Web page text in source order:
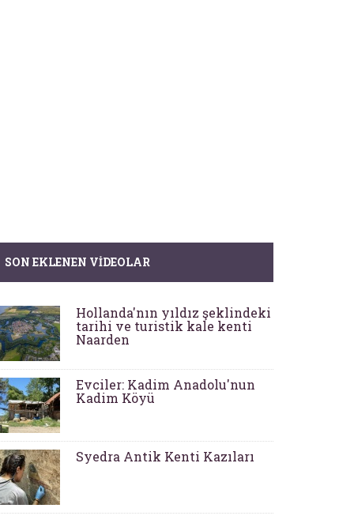
SON EKLENEN VIDEOLAR
Hollanda'nın yıldız şeklindeki
tarihi ve turistik kale kenti
Naarden
Evciler: Kadim Anadolu'nun
Kadim Köyü
Syedra Antik Kenti Kazıları